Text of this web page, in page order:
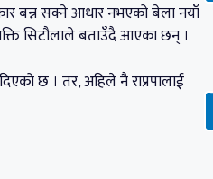
बन्न सक्ने आधार नभएको बेला नयाँ
सिटौलाले बताउँदै आएका छन् ।
छ । तर, अहिले नै राप्रपालाई